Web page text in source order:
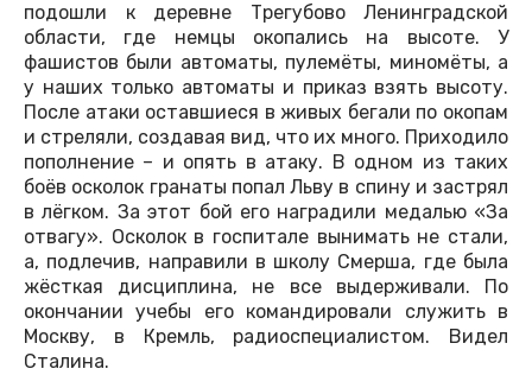
подошли к деревне Трегубово Ленинградской
области, где немцы окопались на высоте. У
фашистов были автоматы, пулемёты, миномёты, а
у наших только автоматы и приказ взять высоту.
После атаки оставшиеся в живых бегали по окопам
и стреляли, создавая вид, что их много. Приходило
пополнение – и опять в атаку. В одном из таких
боёв осколок гранаты попал Льву в спину и застрял
в лёгком. За этот бой его наградили медалью «За
отвагу». Осколок в госпитале вынимать не стали,
а, подлечив, направили в школу Смерша, где была
жёсткая дисциплина, не все выдерживали. По
окончании учебы его командировали служить в
Москву, в Кремль, радиоспециалистом. Видел
Сталина.